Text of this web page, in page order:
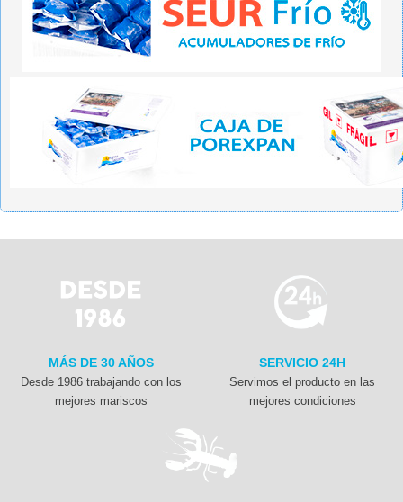
MÁS DE 30 AÑOS
Desde 1986 trabajando con los
mejores mariscos
SERVICIO 24H
Servimos el producto en las
mejores condiciones